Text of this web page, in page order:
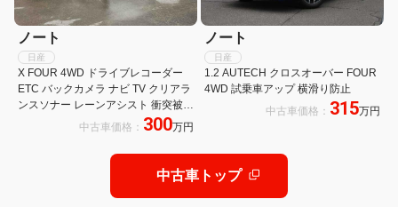
ノート
日産
X FOUR 4WD ドライブレコーダー
ETC バックカメラ ナビ TV クリアラ
ンスソナー レーンアシスト 衝突被害
軽減システム オートマチックハイビ
中古車価格： 300万円
ノート
日産
1.2 AUTECH クロスオーバー FOUR
4WD 試乗車アップ 横滑り防止
中古車価格： 315万円
中古車トップ